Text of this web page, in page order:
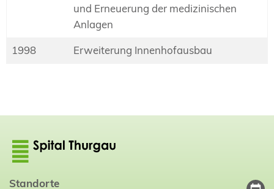
und Erneuerung der medizinischen
Anlagen
1998
Erweiterung Innenhofausbau
Standorte